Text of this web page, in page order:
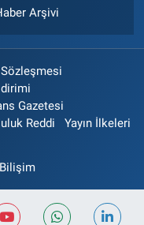
Arşivi
Gazetesi
Reddi Yayın İlkeleri